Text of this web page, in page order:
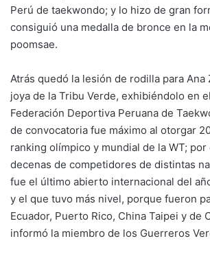
Perú de taekwondo; y lo hizo de gran
consiguió una medalla de bronce en la
poomsae.
Atrás quedó la lesión de rodilla para Ana
joya de la Tribu Verde, exhibiéndolo en
Federación Deportiva Peruana de
de convocatoria fue máximo al otorgar
ranking olímpico y mundial de la WT;
decenas de competidores de distintas
fue el último abierto internacional del
y el que tuvo más nivel, porque fueron
Ecuador, Puerto Rico, China Taipei y de
informó la miembro de los Guerreros